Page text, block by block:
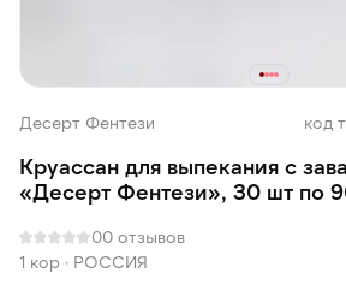
Десерт Фентези код
Круассан для выпекания с
«Десерт Фентези», 30 шт по
00 отзывов
1 кор · РОССИЯ